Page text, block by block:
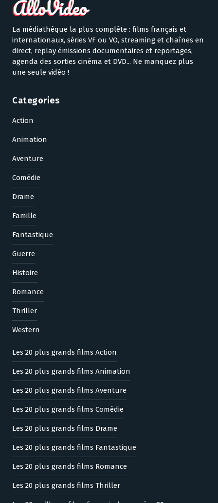
La médiathèque la plus complète : films français et
internationaux, séries VF ou VO, streaming et chaînes en
direct, replay émissions documentaires et reportages,
agenda des sorties cinéma et DVD... Ne manquez plus
une seule vidéo !
Categories
Action
Animation
Aventure
Comédie
Drame
Famille
Fantastique
Guerre
Histoire
Romance
Thriller
Western
Les 20 plus grands films Action
Les 20 plus grands films Animation
Les 20 plus grands films Aventure
Les 20 plus grands films Comédie
Les 20 plus grands films Drame
Les 20 plus grands films Fantastique
Les 20 plus grands films Romance
Les 20 plus grands films Thriller